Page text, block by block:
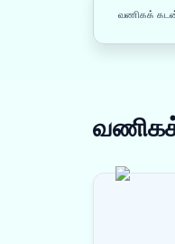
வணிகக்